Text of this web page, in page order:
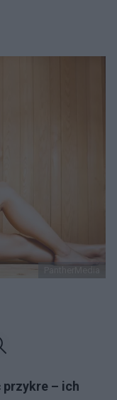
PantherMedia
– ich